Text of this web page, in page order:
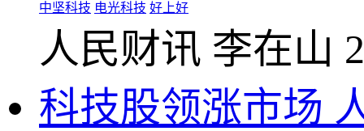
中坚科技 电光科技 好上好
人民财讯 李在山
科技股领涨市场